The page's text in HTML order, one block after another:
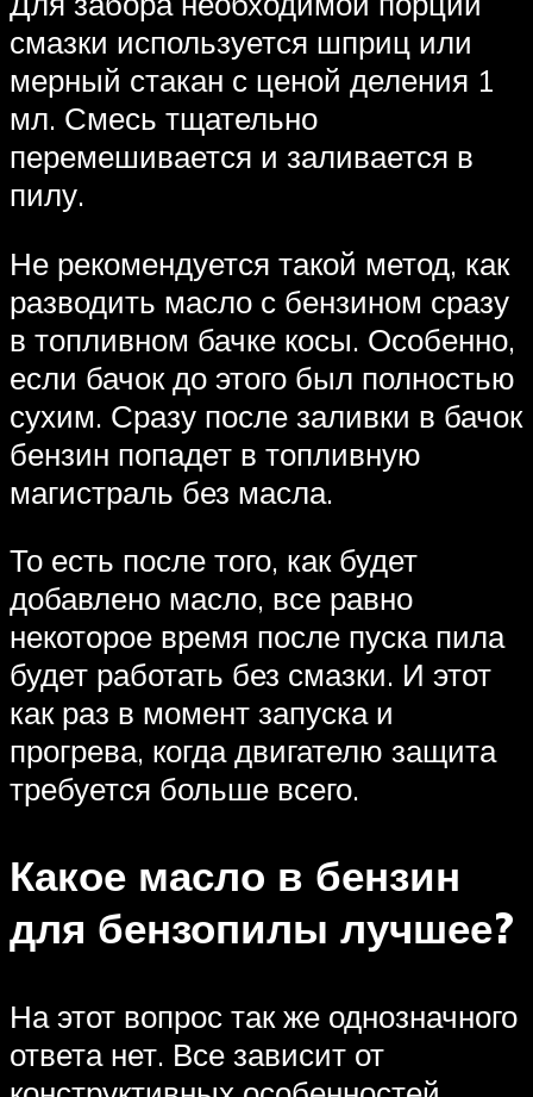
смазки используется шприц или
мерный стакан с ценой деления 1
мл. Смесь тщательно
перемешивается и заливается в
пилу.
Не рекомендуется такой метод, как
разводить масло с бензином сразу
в топливном бачке косы. Особенно,
если бачок до этого был полностью
сухим. Сразу после заливки в бачок
бензин попадет в топливную
магистраль без масла.
То есть после того, как будет
добавлено масло, все равно
некоторое время после пуска пила
будет работать без смазки. И этот
как раз в момент запуска и
прогрева, когда двигателю защита
требуется больше всего.
Какое масло в бензин
для бензопилы лучшее?
На этот вопрос так же однозначного
ответа нет. Все зависит от